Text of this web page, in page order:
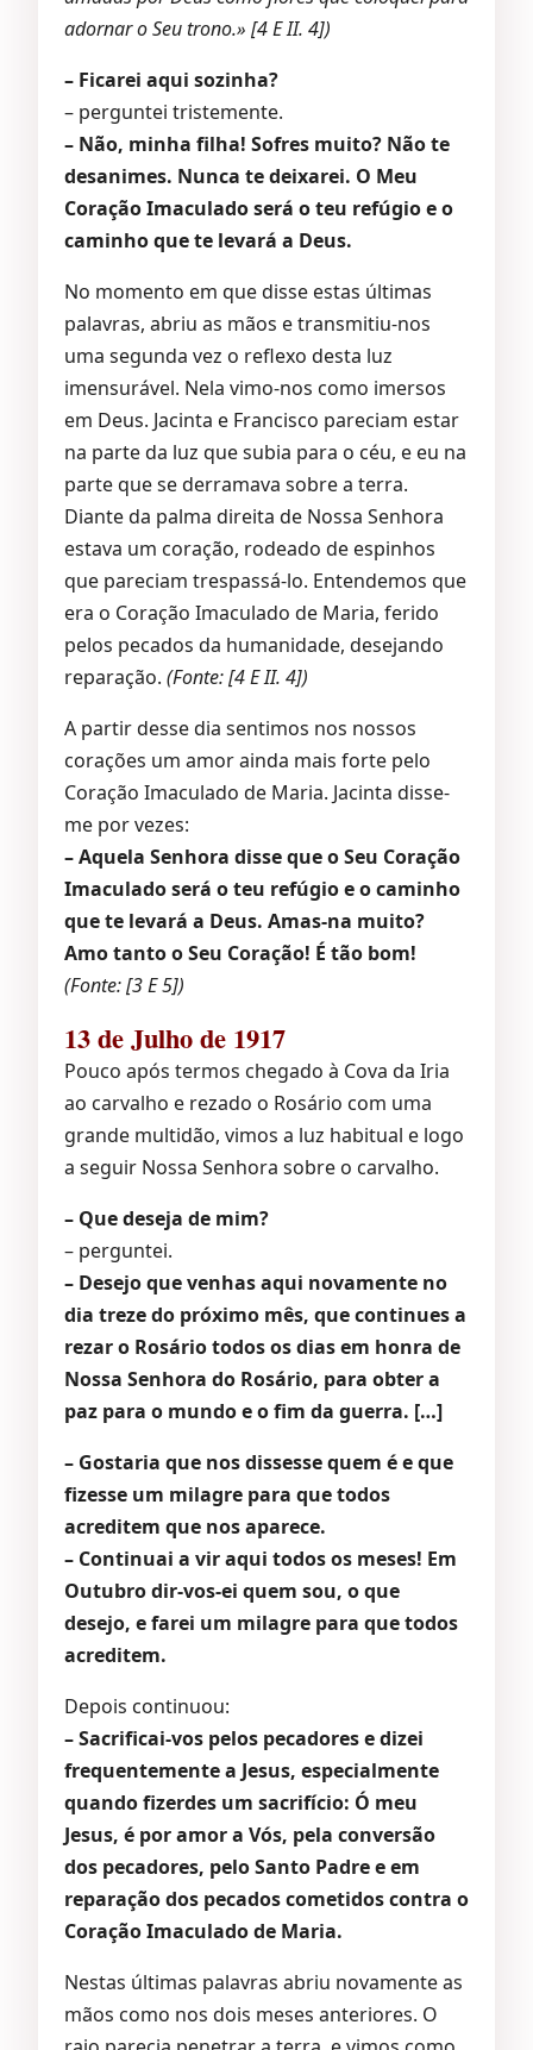
adornar o Seu trono.» [4 E II. 4])
– Ficarei aqui sozinha?
– perguntei tristemente.
– Não, minha filha! Sofres muito? Não te
desanimes. Nunca te deixarei. O Meu
Coração Imaculado será o teu refúgio e o
caminho que te levará a Deus.
No momento em que disse estas últimas
palavras, abriu as mãos e transmitiu-nos
uma segunda vez o reflexo desta luz
imensurável. Nela vimo-nos como imersos
em Deus. Jacinta e Francisco pareciam estar
na parte da luz que subia para o céu, e eu na
parte que se derramava sobre a terra.
Diante da palma direita de Nossa Senhora
estava um coração, rodeado de espinhos
que pareciam trespassá-lo. Entendemos que
era o Coração Imaculado de Maria, ferido
pelos pecados da humanidade, desejando
reparação. (Fonte: [4 E II. 4])
A partir desse dia sentimos nos nossos
corações um amor ainda mais forte pelo
Coração Imaculado de Maria. Jacinta disse-
me por vezes:
– Aquela Senhora disse que o Seu Coração
Imaculado será o teu refúgio e o caminho
que te levará a Deus. Amas-na muito?
Amo tanto o Seu Coração! É tão bom!
(Fonte: [3 E 5])
13 de Julho de 1917
Pouco após termos chegado à Cova da Iria
ao carvalho e rezado o Rosário com uma
grande multidão, vimos a luz habitual e logo
a seguir Nossa Senhora sobre o carvalho.
– Que deseja de mim?
– perguntei.
– Desejo que venhas aqui novamente no
dia treze do próximo mês, que continues a
rezar o Rosário todos os dias em honra de
Nossa Senhora do Rosário, para obter a
paz para o mundo e o fim da guerra. […]
– Gostaria que nos dissesse quem é e que
fizesse um milagre para que todos
acreditem que nos aparece.
– Continuai a vir aqui todos os meses! Em
Outubro dir-vos-ei quem sou, o que
desejo, e farei um milagre para que todos
acreditem.
Depois continuou:
– Sacrificai-vos pelos pecadores e dizei
frequentemente a Jesus, especialmente
quando fizerdes um sacrifício: Ó meu
Jesus, é por amor a Vós, pela conversão
dos pecadores, pelo Santo Padre e em
reparação dos pecados cometidos contra o
Coração Imaculado de Maria.
Nestas últimas palavras abriu novamente as
mãos como nos dois meses anteriores. O